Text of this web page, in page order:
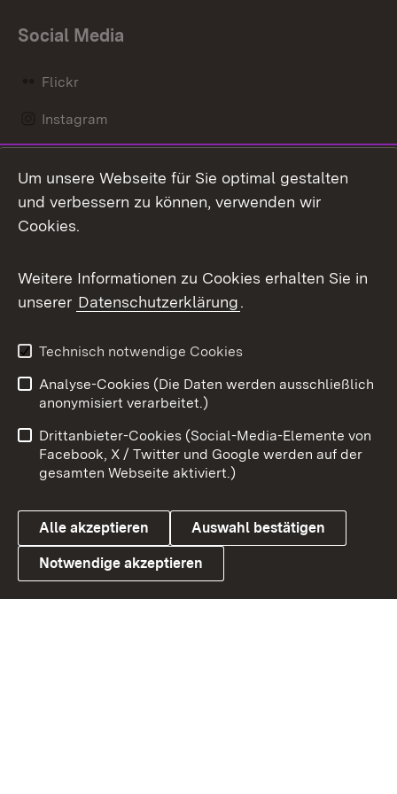
Social Media
Flickr
Instagram
Mastodon
Messenger
Social Wall
X / Twitter
Youtube
Link zum Landesportal
Benutzungshinweise
Barrierefreiheit
Datenschutz
Cookies
Um unsere Webseite für Sie optimal gestalten
und verbessern zu können, verwenden wir
Cookies.
Weitere Informationen zu Cookies erhalten Sie in
unserer Datenschutzerklärung.
Technisch notwendige Cookies
Analyse-Cookies (Die Daten werden ausschließlich
anonymisiert verarbeitet.)
Drittanbieter-Cookies (Social-Media-Elemente von
Facebook, X / Twitter und Google werden auf der
gesamten Webseite aktiviert.)
Alle akzeptieren Auswahl bestätigen
Notwendige akzeptieren